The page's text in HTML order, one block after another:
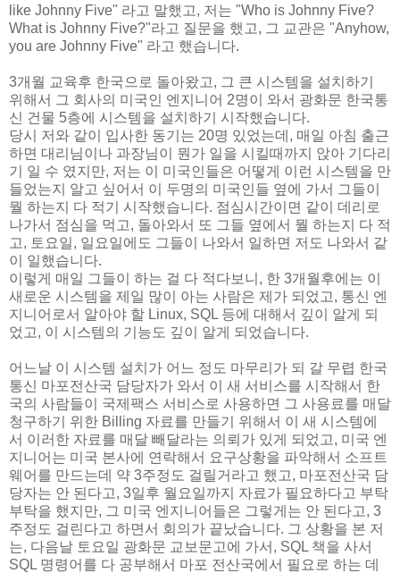
like Johnny Five" 라고 말했고, 저는 "Who is Johnny Five?
What is Johnny Five?"라고 질문을 했고, 그 교관은 "Anyhow,
you are Johnny Five" 라고 했습니다.
3개월 교육후 한국으로 돌아왔고, 그 큰 시스템을 설치하기
위해서 그 회사의 미국인 엔지니어 2명이 와서 광화문 한국통
신 건물 5층에 시스템을 설치하기 시작했습니다.
당시 저와 같이 입사한 동기는 20명 있었는데, 매일 아침 출근
하면 대리님이나 과장님이 뭔가 일을 시킬때까지 앉아 기다리
기 일 수 였지만, 저는 이 미국인들은 어떻게 이런 시스템을 만
들었는지 알고 싶어서 이 두명의 미국인들 옆에 가서 그들이
뭘 하는지 다 적기 시작했습니다. 점심시간이면 같이 데리로
나가서 점심을 먹고, 돌아와서 또 그들 옆에서 뭘 하는지 다 적
고, 토요일, 일요일에도 그들이 나와서 일하면 저도 나와서 같
이 일했습니다.
이렇게 매일 그들이 하는 걸 다 적다보니, 한 3개월후에는 이
새로운 시스템을 제일 많이 아는 사람은 제가 되었고, 통신 엔
지니어로서 알아야 할 Linux, SQL 등에 대해서 깊이 알게 되
었고, 이 시스템의 기능도 깊이 알게 되었습니다.
어느날 이 시스템 설치가 어느 정도 마무리가 되 갈 무렵 한국
통신 마포전산국 담당자가 와서 이 새 서비스를 시작해서 한
국의 사람들이 국제팩스 서비스로 사용하면 그 사용료를 매달
청구하기 위한 Billing 자료를 만들기 위해서 이 새 시스템에
서 이러한 자료를 매달 빼달라는 의뢰가 있게 되었고, 미국 엔
지니어는 미국 본사에 연락해서 요구상황을 파악해서 소프트
웨어를 만드는데 약 3주정도 걸릴거라고 했고, 마포전산국 담
당자는 안 된다고, 3일후 월요일까지 자료가 필요하다고 부탁
부탁을 했지만, 그 미국 엔지니어들은 그렇게는 안 된다고, 3
주정도 걸린다고 하면서 회의가 끝났습니다. 그 상황을 본 저
는, 다음날 토요일 광화문 교보문고에 가서, SQL 책을 사서
SQL 명령어를 다 공부해서 마포 전산국에서 필요로 하는 데